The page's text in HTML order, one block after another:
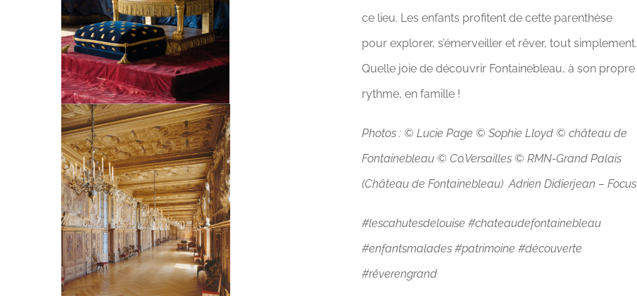
ce lieu. Les enfants profitent de cette parenthèse
pour explorer, s’émerveiller et rêver, tout simplement.
Quelle joie de découvrir Fontainebleau, à son propre
rythme, en famille ! ‍‍‍
Photos : © Lucie Page © Sophie Lloyd © château de
Fontainebleau © Co.Versailles © RMN-Grand Palais
(Château de Fontainebleau) Adrien Didierjean – Focus
#lescahutesdelouise #chateaudefontainebleau
#enfantsmalades #patrimoine #découverte
#rêverengrand